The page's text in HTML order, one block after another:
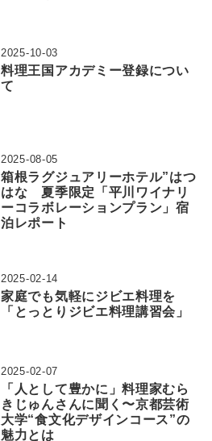
2025-10-03
料理王国アカデミー登録につい
て
2025-08-05
箱根ラグジュアリーホテル”はつ
はな 夏季限定「平川ワイナリ
ーコラボレーションプラン」宿
泊レポート
2025-02-14
家庭でも気軽にジビエ料理を
「とっとりジビエ料理講習会」
2025-02-07
「人として豊かに」料理家むら
きじゅんさんに聞く〜京都芸術
大学“食文化デザインコース”の
魅力とは